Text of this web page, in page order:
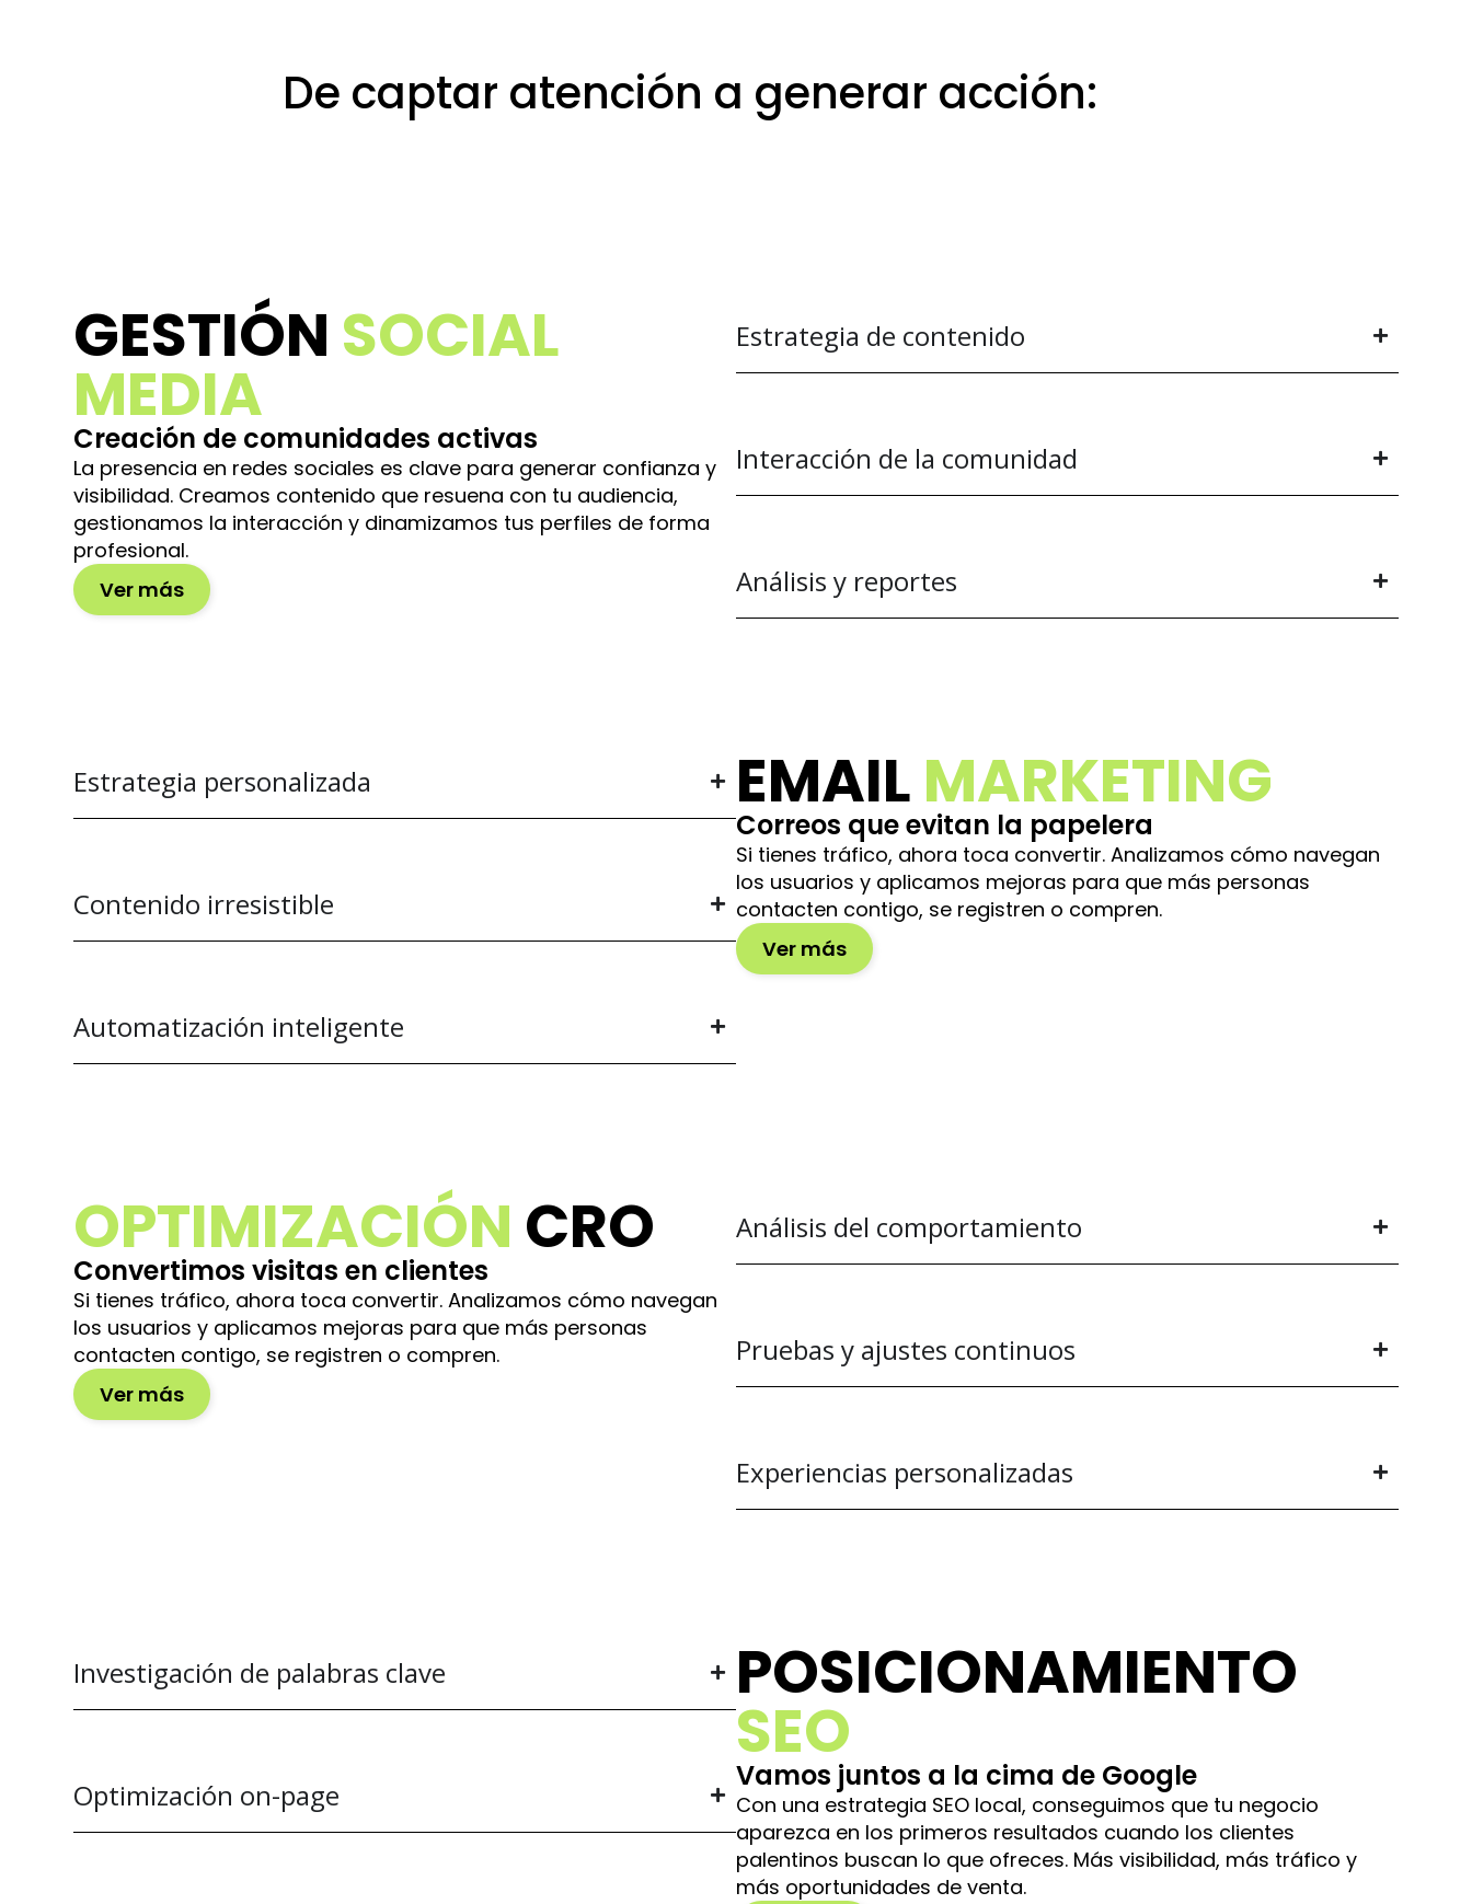
De captar atención a generar acción:
es marketing en Palencia
GESTIÓN SOCIAL
MEDIA
Creación de comunidades activas
La presencia en redes sociales es clave para generar confianza y
visibilidad. Creamos contenido que resuena con tu audiencia,
gestionamos la interacción y dinamizamos tus perfiles de forma
profesional.
Ver más
Estrategia de contenido
Interacción de la comunidad
Análisis y reportes
Estrategia personalizada
Contenido irresistible
Automatización inteligente
EMAILMARKETING
Correos que evitan la papelera
Si tienes tráfico, ahora toca convertir. Analizamos cómo navegan
los usuarios y aplicamos mejoras para que más personas
contacten contigo, se registren o compren.
Ver más
OPTIMIZACIÓN CRO
Convertimos visitas en clientes
Si tienes tráfico, ahora toca convertir. Analizamos cómo navegan
los usuarios y aplicamos mejoras para que más personas
contacten contigo, se registren o compren.
Ver más
Análisis del comportamiento
Pruebas y ajustes continuos
Experiencias personalizadas
Investigación de palabras clave
Optimización on-page
POSICIONAMIENTO
SEO
Vamos juntos a la cima de Google
Con una estrategia SEO local, conseguimos que tu negocio
aparezca en los primeros resultados cuando los clientes
palentinos buscan lo que ofreces. Más visibilidad, más tráfico y
más oportunidades de venta.